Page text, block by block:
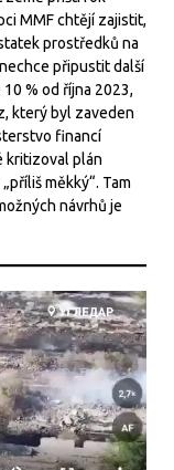
MMF chtějí zajistit,
prostředků na
připustit další
% od října 2023,
který byl zaveden
financí
kritizoval plán
měkký“. Tam
návrhů je